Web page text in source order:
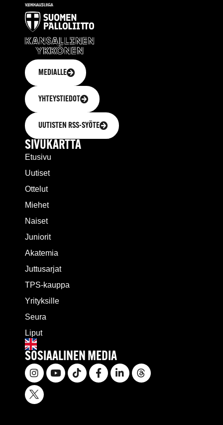
MEDIALLE
YHTEYSTIEDOT
UUTISTEN RSS-SYÖTE
SIVUKARTTA
Etusivu
Uutiset
Ottelut
Miehet
Naiset
Juniorit
Akatemia
Juttusarjat
TPS-kauppa
Yrityksille
Seura
Liput
SOSIAALINEN MEDIA